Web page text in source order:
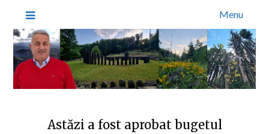
Menu
Astăzi a fost aprobat bugetul